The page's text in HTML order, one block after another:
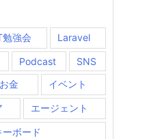
勉強会 Laravel
Podcast
SNS
お金 イベント
エージェント
ーボード